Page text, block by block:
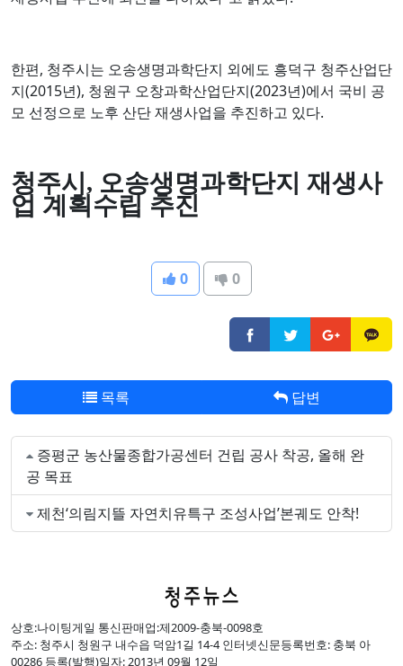
한편, 청주시는 오송생명과학단지 외에도 흥덕구 청주산업단
지(2015년), 청원구 오창과학산업단지(2023년)에서 국비 공
모 선정으로 노후 산단 재생사업을 추진하고 있다.
청주시, 오송생명과학단지 재생사
업 계획수립 추진
0 0
목록 답변
증평군 농산물종합가공센터 건립 공사 착공, 올해 완
공 목표
제천‘의림지뜰 자연치유특구 조성사업’본궤도 안착!
상호:나이팅게일 통신판매업:제2009-충북-0098호
주소: 청주시 청원구 내수읍 덕암1길 14-4 인터넷신문등록번호: 충북 아
00286 등록(발행)일자: 2013년 09월 12일